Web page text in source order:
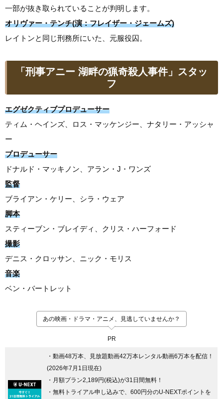
一部が抜き取られていることが判明します。
オリヴァー・テンチ(演：フレイザー・ジェームズ)
レイトンと同じ刑務所にいた、元服役囚。
「刑事アニー 湖畔の猟奇殺人事件」スタッ
フ
エグゼクティブプロデューサー
ティム・ヘインズ、ロス・マッケンジー、ナタリー・アッシャ
ー
プロデューサー
ドナルド・マッキノン、アラン・J・ワンズ
監督
ブライアン・ケリー、シラ・ウェア
脚本
スティーブン・ブレイディ、クリス・ハーフォード
撮影
デニス・クロッサン、ニック・モリス
音楽
ベン・バートレット
あの映画・ドラマ・アニメ、見逃していませんか？
PR
・動画48万本、見放題動画42万本レンタル動画6万本を配信！
(2026年7月1日現在)
・月額プラン2,189円(税込)が31日間無料！
・無料トライアル申し込みで、600円分のU-NEXTポイントを